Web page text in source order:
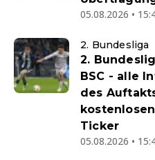
05.08.2026 •
2. Bundesliga
2.
BSC - alle
des
Ticker
05.08.2026 •